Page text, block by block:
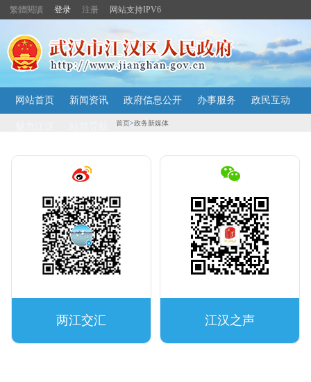
繁體閱讀 登录 注册 网站支持IPV6
网站首页 新闻资讯 政府信息公开 办事服务 政民互动
首页>政务新媒体
两江交汇 江汉之声